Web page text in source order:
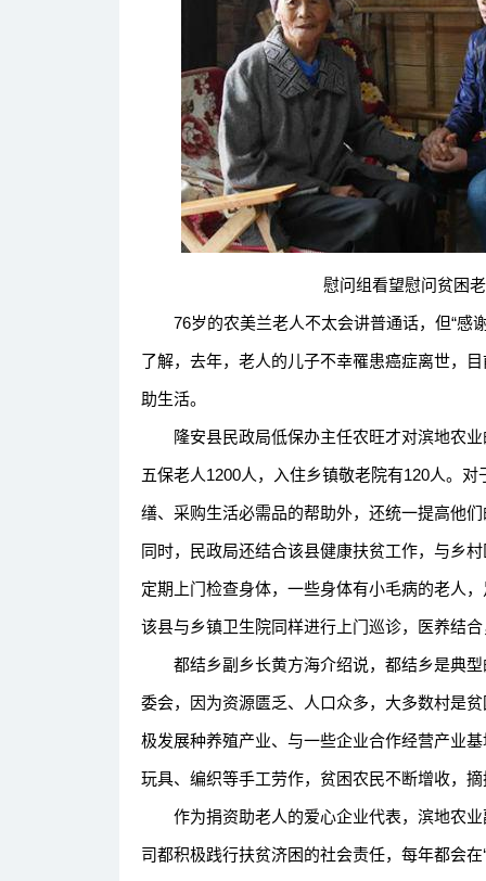
慰问组看望慰问贫困老
76岁的农美兰老人不太会讲普通话，但“感
了解，去年，老人的儿子不幸罹患癌症离世，
助生活。
隆安县民政局低保办主任农旺才对滨地农业
五保老人1200人，入住乡镇敬老院有120人。
缮、采购生活必需品的帮助外，还统一提高他
同时，民政局还结合该县健康扶贫工作，与乡
定期上门检查身体，一些身体有小毛病的老人
该县与乡镇卫生院同样进行上门巡诊，医养结
都结乡副乡长黄方海介绍说，都结乡是典型
委会，因为资源匮乏、人口众多，大多数村是
极发展种养殖产业、与一些企业合作经营产业
玩具、编织等手工劳作，贫困农民不断增收，摘
作为捐资助老人的爱心企业代表，滨地农业
司都积极践行扶贫济困的社会责任，每年都会